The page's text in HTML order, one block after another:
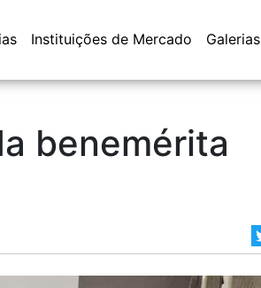
Instituições de Mercado Galerias
benemérita